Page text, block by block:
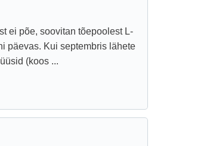
ei põe, soovitan tõepoolest L-
päevas. Kui septembris lähete
(koos ...